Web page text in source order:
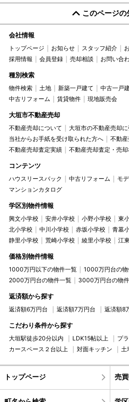
このページの
会社情報
トップページ お知らせ スタッフ紹介
採用情報
会員登録 売却相談 お問い合
種別検索
物件検索 土地 新築一戸建て 中古一戸
中古リフォーム
賃貸物件 現地販売会
大垣市不動産売却
不動産売却について
大垣市の不動産売却
当社からお手紙を受け取られた方へ
不動
不動産売却査定実績
不動産売却査定・売却
コンテンツ
ハウスリースバック 中古リフォーム
モ
マンションカタログ
学区別物件情報
興文小学校 安井小学校 小野小学校 東
北小学校
中川小学校 赤坂小学校 青墓
静里小学校
荒崎小学校 綾里小学校 江
価格別物件情報
1000万円以下の物件一覧
1000万円台の物
2000万円台の物件一覧
3000万円台の物
返済額から探す
返済額6万円台 返済額7万円台 返済額8
こだわり条件から探す
大垣駅徒歩20分以内 LDK15帖以上
プ
カースペース２台以上
対面キッチン 土
トップページ 売